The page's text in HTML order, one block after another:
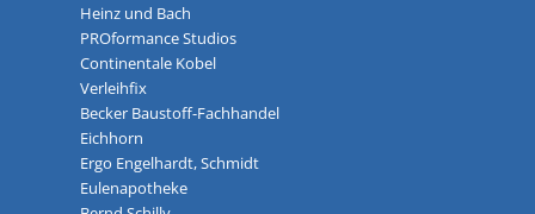
Heinz und Bach
PROformance Studios
Continentale Kobel
Verleihfix
Becker Baustoff-Fachhandel
Eichhorn
Ergo Engelhardt, Schmidt
Eulenapotheke